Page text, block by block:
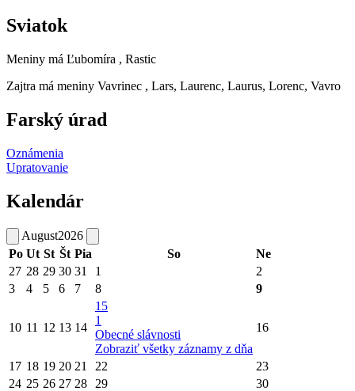
Sviatok
Meniny má Ľubomíra , Rastic
Zajtra má meniny Vavrinec , Lars, Laurenc, Laurus, Lorenc, Vavro
Farský úrad
Oznámenia
Upratovanie
Kalendár
August2026
Po Ut St Št Pia So
Ne
27 28 29 30 31 1
2
3
4 5 6 7 8 9
10 11 12 13 14
15
1
Obecné slávnosti
Zobraziť všetky záznamy z dňa
16
17 18 19 20 21 22
23
24 25 26 27 28 29
30